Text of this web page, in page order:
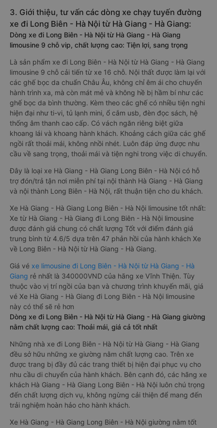
3. Giới thiệu, tư vấn các dòng xe chạy tuyến đường
xe đi Long Biên - Hà Nội từ Hà Giang - Hà Giang:
Dòng xe đi Long Biên - Hà Nội từ Hà Giang - Hà Giang
limousine 9 chỗ vip, chất lượng cao: Tiện lợi, sang trọng
Là sản phẩm xe đi Long Biên - Hà Nội từ Hà Giang - Hà Giang
limousine 9 chỗ cải tiến từ xe 16 chỗ. Nội thất được làm lại với
các ghế bọc da chuẩn Châu Âu, không chỉ êm ái cho chuyến
hành trình xa, mà còn mát mẻ và không hề bị hầm bí như các
ghế bọc da bình thường. Kèm theo các ghế có nhiều tiện nghi
hiện đại như ti-vi, tủ lạnh mini, ổ cắm usb, đèn đọc sách, hệ
thống âm thanh cao cấp. Có vách ngăn riêng biệt giữa
khoang lái và khoang hành khách. Khoảng cách giữa các ghế
ngồi rất thoải mái, không nhồi nhét. Luôn đáp ứng được nhu
cầu về sang trọng, thoải mái và tiện nghi trong việc di chuyển.
Đây là loại xe Hà Giang - Hà Giang Long Biên - Hà Nội có hỗ
trợ đón/trả tận nơi miễn phí tại nội thành Hà Giang - Hà Giang
và nội thành Long Biên - Hà Nội, rất thuận tiện cho du khách.
Xe Hà Giang - Hà Giang Long Biên - Hà Nội limousine tốt nhất:
Xe từ Hà Giang - Hà Giang đi Long Biên - Hà Nội limousine
được đánh giá chung có chất lượng Tốt với điểm đánh giá
trung bình từ 4.6/5 dựa trên 47 phản hồi của hành khách Xe
về Long Biên - Hà Nội từ Hà Giang - Hà Giang.
Giá vé xe limousine đi Long Biên - Hà Nội từ Hà Giang - Hà
Giang rẻ nhất là 340000VND của hãng xe Vĩnh Thiện. Tùy
thuộc vào vị trí ngồi của bạn và chương trình khuyến mãi, giá
vé Xe Hà Giang - Hà Giang đi Long Biên - Hà Nội limousine
này có thể sẽ rẻ hơn
Dòng xe đi Long Biên - Hà Nội từ Hà Giang - Hà Giang giường
nằm chất lượng cao: Thoải mái, giá cả tốt nhất
Những nhà xe đi Long Biên - Hà Nội từ Hà Giang - Hà Giang
đều sở hữu những xe giường nằm chất lượng cao. Trên xe
được trang bị đầy đủ các trang thiết bị hiện đại phục vụ cho
nhu cầu di chuyển của hành khách. Bên cạnh đó, các hãng xe
khách Hà Giang - Hà Giang Long Biên - Hà Nội luôn chú trọng
đến chất lượng dịch vụ, không ngừng cải thiện để mang đến
trải nghiệm hoàn hảo cho hành khách.
Xe Hà Giang - Hà Giang Long Biên - Hà Nội giường nằm tốt